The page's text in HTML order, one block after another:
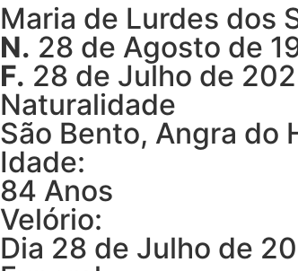
Maria de Lurdes dos
N. 28 de Agosto de
F. 28 de Julho de
Naturalidade
São Bento, Angra do
Idade:
84 Anos
Velório:
Dia 28 de Julho de